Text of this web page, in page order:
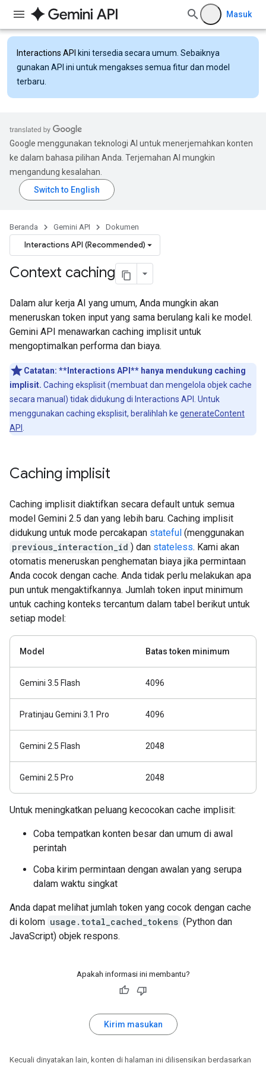
Masuk
Interactions API kini tersedia secara umum. Sebaiknya
gunakan API ini untuk mengakses semua fitur dan model
terbaru.
Google menggunakan teknologi AI untuk menerjemahkan konten
ke dalam bahasa pilihan Anda. Terjemahan AI mungkin
mengandung kesalahan.
Beranda Gemini API Dokumen
Interactions API (Recommended)
Context caching
Dalam alur kerja AI yang umum, Anda mungkin akan
meneruskan token input yang sama berulang kali ke model.
Gemini API menawarkan caching implisit untuk
mengoptimalkan performa dan biaya.
Catatan: **Interactions API** hanya mendukung caching
implisit. Caching eksplisit (membuat dan mengelola objek cache
secara manual) tidak didukung di Interactions API. Untuk
menggunakan caching eksplisit, beralihlah ke generateContent
API
Caching implisit
Caching implisit diaktifkan secara default untuk semua
model Gemini 2.5 dan yang lebih baru. Caching implisit
didukung untuk mode percakapan stateful (menggunakan
previous_interaction_id ) dan stateless. Kami akan
otomatis meneruskan penghematan biaya jika permintaan
Anda cocok dengan cache. Anda tidak perlu melakukan apa
pun untuk mengaktifkannya. Jumlah token input minimum
untuk caching konteks tercantum dalam tabel berikut untuk
setiap model:
Model Batas token minimum
Gemini 3.5 Flash 4096
Pratinjau Gemini 3.1 Pro 4096
Gemini 2.5 Flash 2048
Gemini 2.5 Pro 2048
Untuk meningkatkan peluang kecocokan cache implisit:
Coba tempatkan konten besar dan umum di awal
perintah
Coba kirim permintaan dengan awalan yang serupa
dalam waktu singkat
Anda dapat melihat jumlah token yang cocok dengan cache
di kolom usage.total_cached_tokens (Python dan
JavaScript) objek respons.
Apakah informasi ini membantu?
Kirim masukan
Kecuali dinyatakan lain, konten di halaman ini dilisensikan berdasarkan